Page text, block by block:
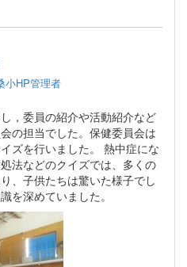
小HP管理者
，委員の紹介や活動紹介など
の担当でした。保健委員会は
ズを行いました。 熱中症にな
法などのクイズでは、多くの
、子供たちは驚いた様子でし
を深めていました。